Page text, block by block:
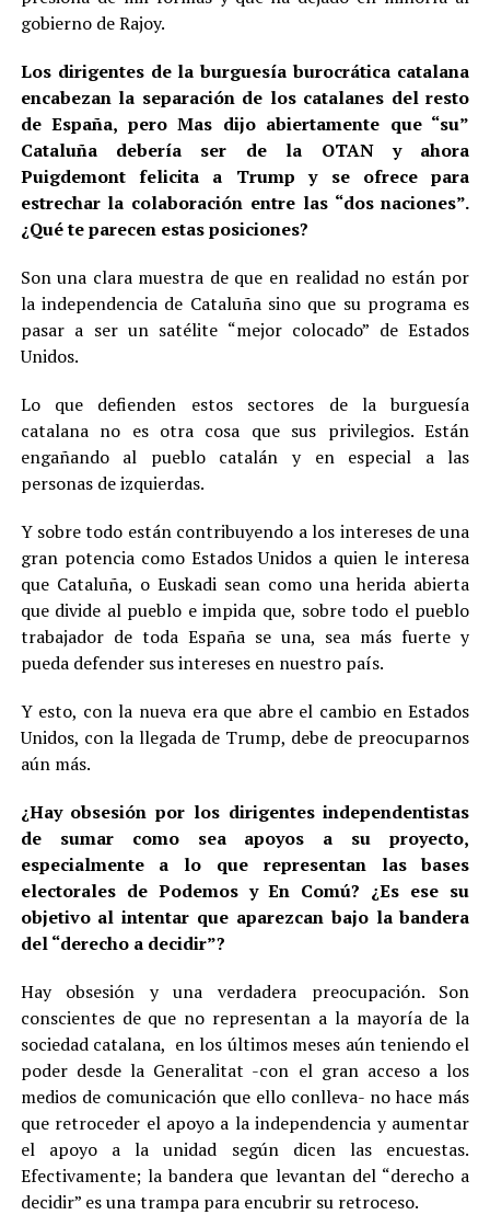
gobierno de Rajoy.
Los dirigentes de la burguesía burocrática catalana
encabezan la separación de los catalanes del resto
de España, pero Mas dijo abiertamente que “su”
Cataluña debería ser de la OTAN y ahora
Puigdemont felicita a Trump y se ofrece para
estrechar la colaboración entre las “dos naciones”.
¿Qué te parecen estas posiciones?
Son una clara muestra de que en realidad no están por
la independencia de Cataluña sino que su programa es
pasar a ser un satélite “mejor colocado” de Estados
Unidos.
Lo que defienden estos sectores de la burguesía
catalana no es otra cosa que sus privilegios. Están
engañando al pueblo catalán y en especial a las
personas de izquierdas.
Y sobre todo están contribuyendo a los intereses de una
gran potencia como Estados Unidos a quien le interesa
que Cataluña, o Euskadi sean como una herida abierta
que divide al pueblo e impida que, sobre todo el pueblo
trabajador de toda España se una, sea más fuerte y
pueda defender sus intereses en nuestro país.
Y esto, con la nueva era que abre el cambio en Estados
Unidos, con la llegada de Trump, debe de preocuparnos
aún más.
¿Hay obsesión por los dirigentes independentistas
de sumar como sea apoyos a su proyecto,
especialmente a lo que representan las bases
electorales de Podemos y En Comú? ¿Es ese su
objetivo al intentar que aparezcan bajo la bandera
del “derecho a decidir”?
Hay obsesión y una verdadera preocupación. Son
conscientes de que no representan a la mayoría de la
sociedad catalana, en los últimos meses aún teniendo el
poder desde la Generalitat -con el gran acceso a los
medios de comunicación que ello conlleva- no hace más
que retroceder el apoyo a la independencia y aumentar
el apoyo a la unidad según dicen las encuestas.
Efectivamente; la bandera que levantan del “derecho a
decidir” es una trampa para encubrir su retroceso.